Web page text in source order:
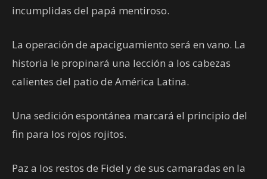
incumplidas del papá mentiroso.
La operación de apaciguamiento será en vano. La
historia le propinará una lección a los cabezas
calientes del patio de América Latina.
Una sedición espontánea marcará el principio del
fin para los rojos rojitos.
Paz a los restos de Fidel y de sus camaradas en la